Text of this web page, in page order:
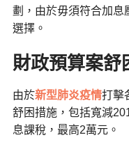
劃，由於毋須符合加息
選擇。
財政預算案舒
由於新型肺炎疫情打擊
舒困措施，包括寬減
息課稅，最高2萬元。